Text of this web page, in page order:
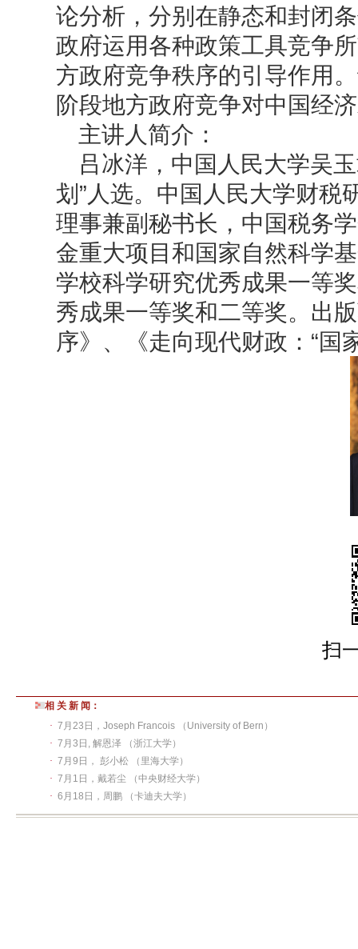
论分析，分别在静态和封闭
政府运用各种政策工具竞争
方政府竞争秩序的引导作用
阶段地方政府竞争对中国经
主讲人简介：
吕冰洋，中国人民大学吴
划”人选。中国人民大学财税
理事兼副秘书长，中国税务
金重大项目和国家自然科学
学校科学研究优秀成果一等
秀成果一等奖和二等奖。出
序》、《走向现代财政：“国
扫
相 关 新 闻：